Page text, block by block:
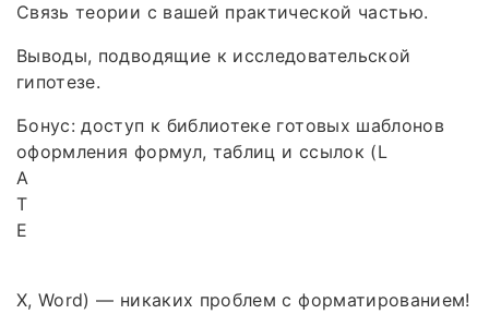
Связь теории с вашей практической частью.
Выводы, подводящие к исследовательской
гипотезе.
Бонус: доступ к библиотеке готовых шаблонов
оформления формул, таблиц и ссылок (L
A
T
E
X, Word) — никаких проблем с форматированием!